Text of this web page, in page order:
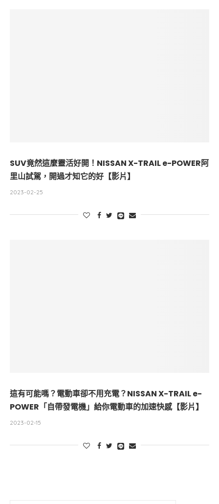
SUV竟然這麼靈活好開！NISSAN X-TRAIL e-POWER阿
里山試駕，開過才知它的好【影片】
2023-02-25
這有可能嗎？電動車卻不用充電？NISSAN X-TRAIL e-
POWER「自帶發電機」給你電動車的加速快感【影片】
2023-02-15